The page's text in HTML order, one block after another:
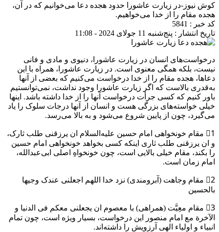
کوش نیوز-در زیارت عاشورا حدود هجده دعا می‌خوانیم که در آن،
هجده مقام را از خدا می‌خواهیم.
کد خبر : 5841
تاریخ انتشار : پنج‌شنبه 11 جولای 2024 - 11:08
درخواست‌های انسان در زیارت عاشورا، دنیوی و مادی و فانی
نیست، بلکه همگی معنوی است. در زیارت عاشورا، همراه با این
دعاها، هجده مقام را از خدا درخواست می‌کنیم که بعضی از آنها
به‌قدری بالاست که اگر زیارت عاشورا وجود نداشت، نمی‌توانستیم
باور کنیم که کسی جرأت درخواست آنها را از خدا داشته باشد. اینها
خیلی خواسته‌های بزرگی هست و انسان از آنها درجات سلوک را یاد
می‌گیرد، چون از پایین شروع می‌شود و به بالا می‌رسد.
1⃣ مقام خونخواهی امام حسین علیه‌السلام ان یرزقنی طلب ثارک،
و ان یرزقنی طلب ثاری اینکه کسی بخواهد خونخواهی امام حسین
را بکند، مقام خیلی بالایی است، چون خونخواهِ اصلی ابی‌عبدالله،
امام زمان است.
2⃣ مقام وجاهت (آبرومندی) نزد خدا اللهم اجعلنی عندک وجیها
بالحسین
3⃣ مقام معِیَّت (همراهی) با معصوم ان یجعلنی معکم فی الدنیا و
الآخرة مع امام منصور این درخواست، بسیار ویژه است، چون تمام
انبیاء و اولیاء الهی آرزویش را داشته‌اند.